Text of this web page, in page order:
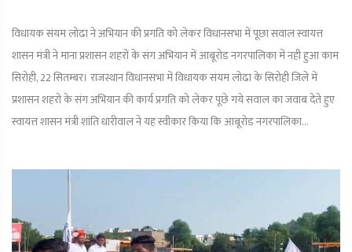
विधायक संयम लोढा ने अभियान की प्रगति को लेकर विधानसभा में पूछा सवाल स्वायत्त
शासन मंत्री ने माना प्रशासन शहरों के संग अभियान में आबूरोड नगरपालिका में नही हुआ काम
सिरोही, 22 सितम्बर। राजस्थान विधानसभा में विधायक संयम लोढा के सिरोही जिले में
प्रशासन शहरो के संग अभियान की कार्य प्रगति को लेकर पूछे गये सवाल का जवाब देते हुए
स्वायत्त शासन मंत्री शांति धारीवाल ने यह स्वीकार किया कि आबूरोड नगरपालिका...